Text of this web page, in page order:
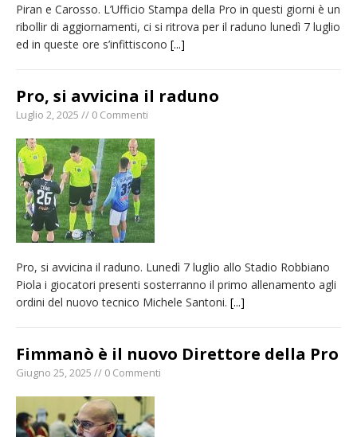
Piran e Carosso. L’Ufficio Stampa della Pro in questi giorni è un
ribollir di aggiornamenti, ci si ritrova per il raduno lunedì 7 luglio
ed in queste ore s’infittiscono [...]
Pro, si avvicina il raduno
Luglio 2, 2025 // 0 Commenti
Pro, si avvicina il raduno. Lunedì 7 luglio allo Stadio Robbiano
Piola i giocatori presenti sosterranno il primo allenamento agli
ordini del nuovo tecnico Michele Santoni. [...]
Fimmanò è il nuovo Direttore della Pro
Giugno 25, 2025 // 0 Commenti